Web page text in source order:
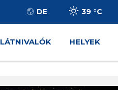
DE 39 °C
LÁTNIVALÓK HELYEK